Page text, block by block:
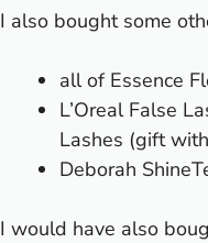
I also bought some
all of Essence
L’Oreal False
Lashes (gift
Deborah
I would have also